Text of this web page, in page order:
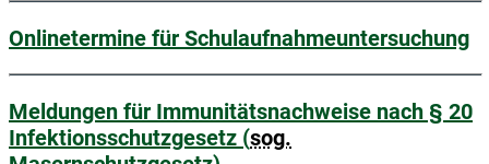
Onlinetermine für Schulaufnahmeuntersuchung
Meldungen für Immunitätsnachweise nach § 20
Infektionsschutzgesetz (sog.